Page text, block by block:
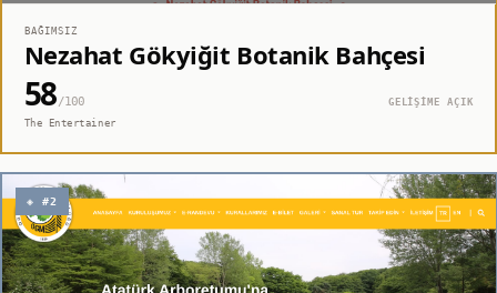
BAĞIMSIZ
Nezahat Gökyiğit Botanik Bahçesi
58/100
GELİŞİME AÇIK
The Entertainer
◈ #2